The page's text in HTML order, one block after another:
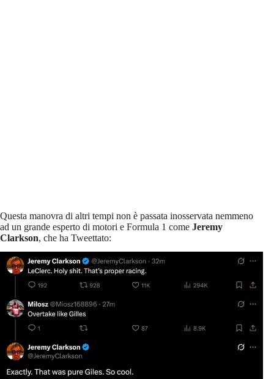
Questa manovra di altri tempi non è passata inosservata nemmeno
ad un grande esperto di motori e Formula 1 come Jeremy
Clarkson, che ha Tweettato: